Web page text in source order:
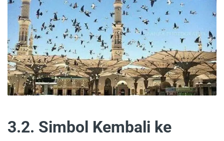
3.2. Simbol Kembali ke